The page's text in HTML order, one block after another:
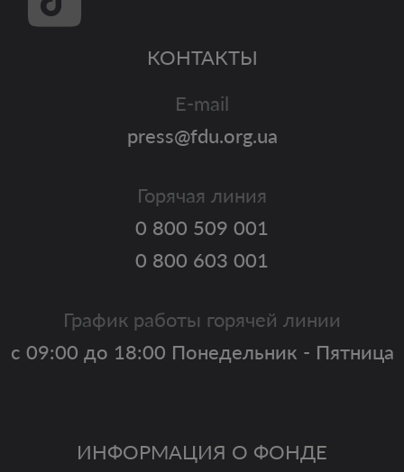
ИНФОРМАЦИЯ О ФОНДЕ
КОНТАКТЫ
E-mail
press@fdu.org.ua
Горячая линия
0 800 509 001
0 800 603 001
График работы горячей линии
с 09:00 до 18:00 Понедельник - Пятница